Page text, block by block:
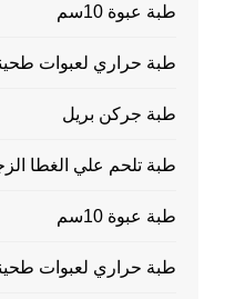
طبة عبوة 10سم
طبة حراري لعبوات
طبة جركن بريل
طبة تلحم علي الغطا
طبة عبوة 10سم
طبة حراري لعبوات